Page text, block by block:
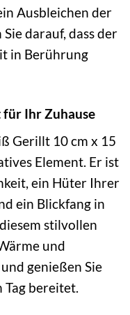
Ausbleichen der
darauf, dass der
in Berührung
für Ihr Zuhause
Gerillt 10 cm x 15
Element. Er ist
ein Hüter Ihrer
ein Blickfang in
stilvollen
und
genießen Sie
Tag bereitet.